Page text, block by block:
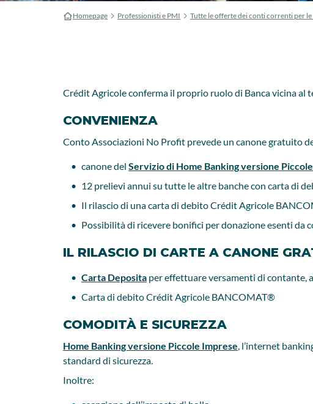
Homepage Professionisti e PMI Tutte le offerte dei conti correnti per
Crédit Agricole conferma il proprio ruolo di Banca vicina al
CONVENIENZA
Conto Associazioni No Profit prevede un canone gratuito
canone del Servizio di Home Banking versione
12 prelievi annui su tutte le altre banche con carta di
Il rilascio di una carta di debito Crédit Agricole
Possibilità di ricevere bonifici per donazione esenti da
IL RILASCIO DI CARTE A CANONE
Carta Deposita per effettuare versamenti di contante,
Carta di debito Crédit Agricole BANCOMAT®
COMODITÀ E SICUREZZA
Home Banking versione Piccole Imprese, l’internet
standard di sicurezza.
Inoltre: